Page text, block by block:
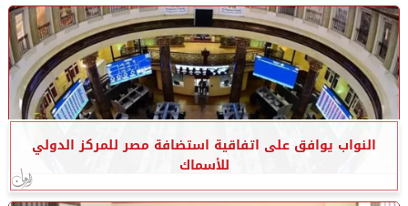
النواب يوافق على اتفاقية استضافة مصر للمركز الدولي
للأسماك